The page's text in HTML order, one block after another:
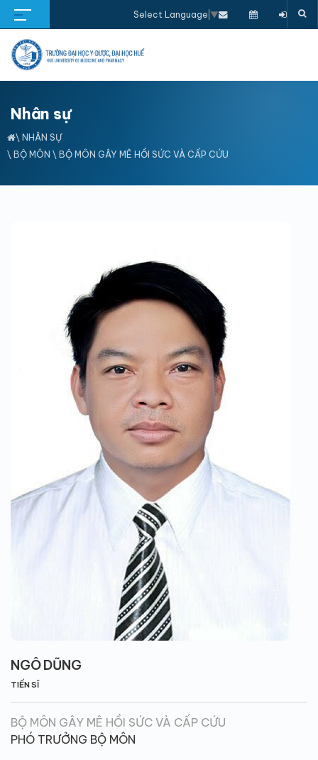
Select Language ▼
Nhân sự
\ NHÂN SỰ
\ BỘ MÔN \ BỘ MÔN GÂY MÊ HỒI SỨC VÀ CẤP CỨU
NGÔ DŨNG
TIẾN SĨ
BỘ MÔN GÂY MÊ HỒI SỨC VÀ CẤP CỨU
PHÓ TRƯỞNG BỘ MÔN